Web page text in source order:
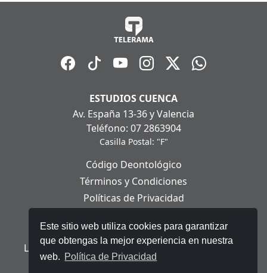
Este sitio web utiliza cookies para garantizar
que obtengas la mejor experiencia en nuestra
web. Política de Privacidad
ESTUDIOS CUENCA
Av. España 13-36 y Valencia
Teléfono: 07 2863904
Casilla Postal: "F"
Código Deontológico
Términos y Condiciones
Políticas de Privacidad
Aviso Legal
Ley Orgánica de Protección de Datos Personales